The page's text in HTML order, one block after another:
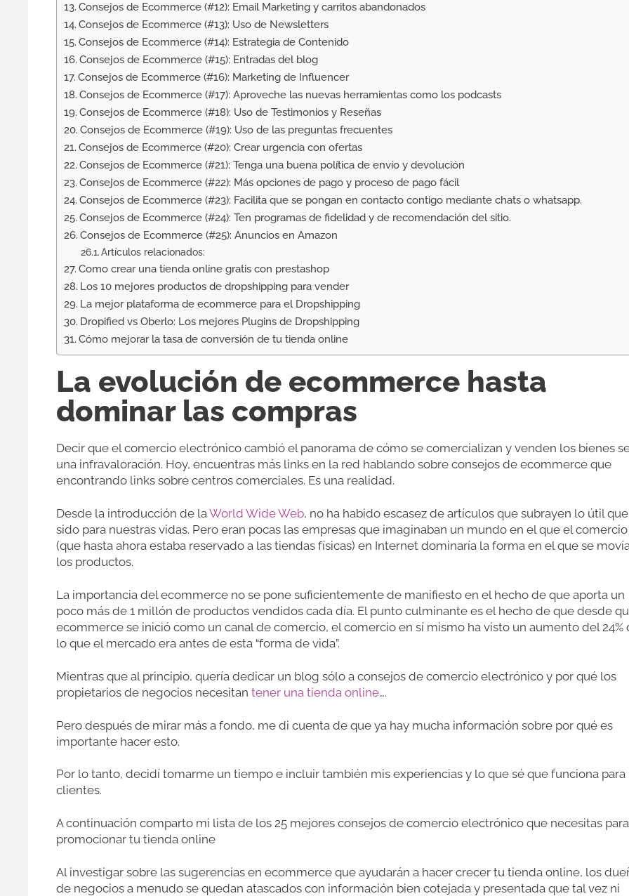
Consejos de Ecommerce (#12): Email Marketing y carritos abandonados
Consejos de Ecommerce (#13): Uso de Newsletters
Consejos de Ecommerce (#14): Estrategia de Contenido
Consejos de Ecommerce (#15): Entradas del blog
Consejos de Ecommerce (#16): Marketing de Influencer
Consejos de Ecommerce (#17): Aproveche las nuevas herramientas como los podcasts
Consejos de Ecommerce (#18): Uso de Testimonios y Reseñas
Consejos de Ecommerce (#19): Uso de las preguntas frecuentes
Consejos de Ecommerce (#20): Crear urgencia con ofertas
Consejos de Ecommerce (#21): Tenga una buena política de envío y devolución
Consejos de Ecommerce (#22): Más opciones de pago y proceso de pago fácil
Consejos de Ecommerce (#23): Facilita que se pongan en contacto contigo mediante chats o whatsapp.
Consejos de Ecommerce (#24): Ten programas de fidelidad y de recomendación del sitio.
Consejos de Ecommerce (#25): Anuncios en Amazon
Artículos relacionados:
Como crear una tienda online gratis con prestashop
Los 10 mejores productos de dropshipping para vender
La mejor plataforma de ecommerce para el Dropshipping
Dropified vs Oberlo: Los mejores Plugins de Dropshipping
Cómo mejorar la tasa de conversión de tu tienda online
La evolución de ecommerce hasta
dominar las compras
Decir que el comercio electrónico cambió el panorama de cómo se comercializan y venden los bienes
una infravaloración. Hoy, encuentras más links en la red hablando sobre consejos de ecommerce que
encontrando links sobre centros comerciales. Es una realidad.
Desde la introducción de laWorld Wide Web, no ha habido escasez de artículos que subrayen lo útil
sido para nuestras vidas. Pero eran pocas las empresas que imaginaban un mundo en el que el comercio
(que hasta ahora estaba reservado a las tiendas físicas) en Internet dominaría la forma en el que se
los productos.
La importancia del ecommerce no se pone suficientemente de manifiesto en el hecho de que aporta un
poco más de 1 millón de productos vendidos cada día. El punto culminante es el hecho de que desde
ecommerce se inició como un canal de comercio, el comercio en sí mismo ha visto un aumento del 24%
lo que el mercado era antes de esta “forma de vida”.
Mientras que al principio, quería dedicar un blog sólo a consejos de comercio electrónico y por qué los
propietarios de negocios necesitan tener una tienda online….
Pero después de mirar más a fondo, me di cuenta de que ya hay mucha información sobre por qué es
importante hacer esto.
Por lo tanto, decidí tomarme un tiempo e incluir también mis experiencias y lo que sé que funciona para
clientes.
A continuación comparto mi lista de los 25 mejores consejos de comercio electrónico que necesitas para
promocionar tu tienda online
Al investigar sobre las sugerencias en ecommerce que ayudarán a hacer crecer tu tienda online, los
de negocios a menudo se quedan atascados con información bien cotejada y presentada que tal vez ni